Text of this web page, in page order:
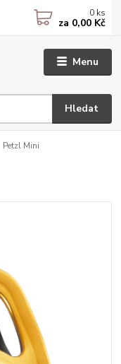
Menu
Hledat
0 ks
za 0,00 Kč
Petzl Mini